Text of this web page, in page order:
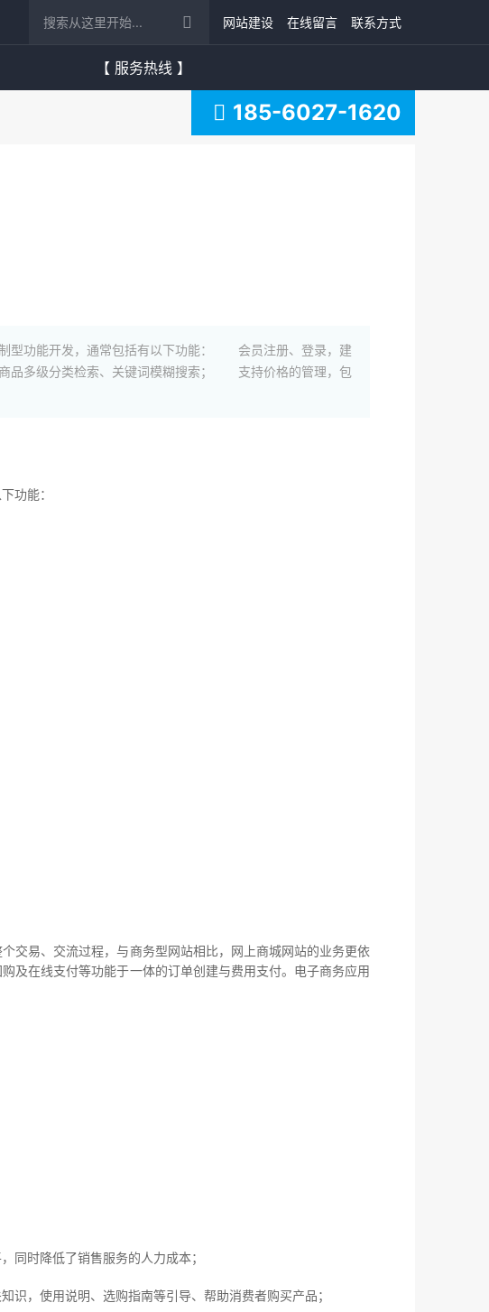
网站建设 在线留言 联系方式
【 服务热线 】
185-6027-1620
型功能开发，通常包括有以下功能： 会员注册、登录，建
多级分类检索、关键词模糊搜索； 支持价格的管理，包
功能：
易、交流过程，与商务型网站相比，网上商城网站的业务更依
及在线支付等功能于一体的订单创建与费用支付。电子商务应用
时降低了销售服务的人力成本；
，使用说明、选购指南等引导、帮助消费者购买产品；